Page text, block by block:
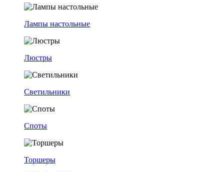
Лампы настольные
Люстры
Светильники
Споты
Торшеры